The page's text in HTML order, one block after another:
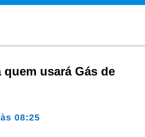
usará Gás de
08:25